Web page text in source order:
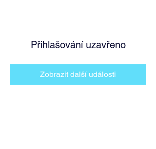
Přihlašování uzavřeno
Zobrazit další události